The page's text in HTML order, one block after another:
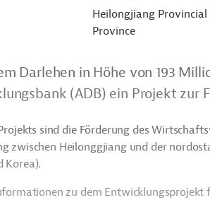
Heilongjiang
Province
Darlehen in Höhe von 193
(ADB) ein Projekt zur
sind die Förderung des
zwischen Heilonggjiang und der
Korea).
zu dem Entwicklungsprojekt